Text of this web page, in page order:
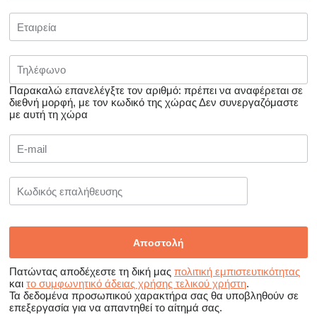
Παρακαλώ επανελέγξτε τον αριθμό: πρέπει να αναφέρεται σε
διεθνή μορφή, με τον κωδικό της χώραςΔεν συνεργαζόμαστε
με αυτή τη χώρα
Πατώντας αποδέχεστε τη δική μας πολιτική εμπιστευτικότητας
και το συμφωνητικό άδειας χρήσης τελικού χρήστη.
Τα δεδομένα προσωπικού χαρακτήρα σας θα υποβληθούν σε
επεξεργασία για να απαντηθεί το αίτημά σας.